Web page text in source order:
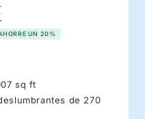
UN 20%
sq ft
de 270